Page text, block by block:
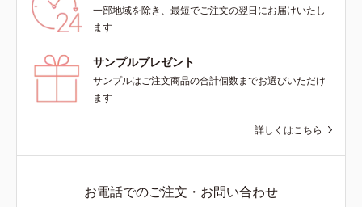
一部地域を除き、最短でご注文の翌日にお届けいたし
ます
サンプルプレゼント
サンプルはご注文商品の合計個数までお選びいただけ
ます
詳しくはこちら
お電話でのご注文・お問い合わせ